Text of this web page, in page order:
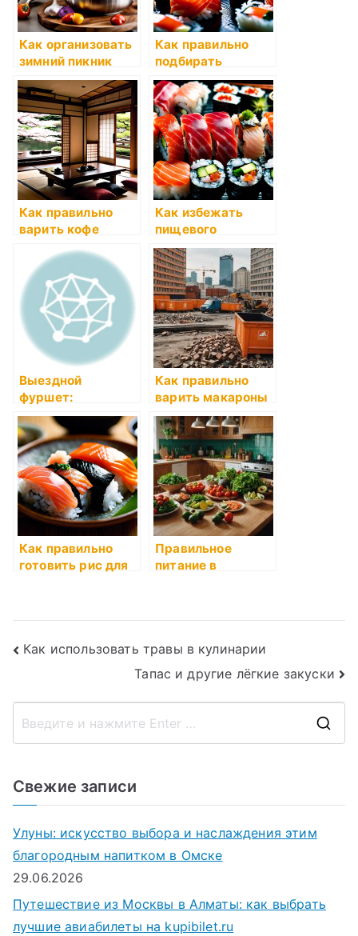
Как организовать
зимний пикник
Как правильно
подбирать
закуски к
алкоголю
Как правильно
варить кофе
Как избежать
пищевого
отравления
Выездной
фуршет:
идеальное
решение для
любого события
Как правильно
варить макароны
Как правильно
готовить рис для
Правильное
питание в
Навигация
записям
Как использовать травы в кулинарии
Тапас и другие лёгкие закуски
Свежие записи
Улуны: искусство выбора и наслаждения этим
благородным напитком в Омске
29.06.2026
Путешествие из Москвы в Алматы: как выбрать
лучшие авиабилеты на kupibilet.ru